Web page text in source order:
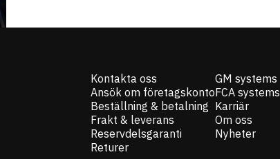
Kontakta oss
Ansök om företagskonto
Beställning & betalning
Frakt & leverans
Reservdelsgaranti
Returer
GM systems
FCA systems
Karriär
Om oss
Nyheter